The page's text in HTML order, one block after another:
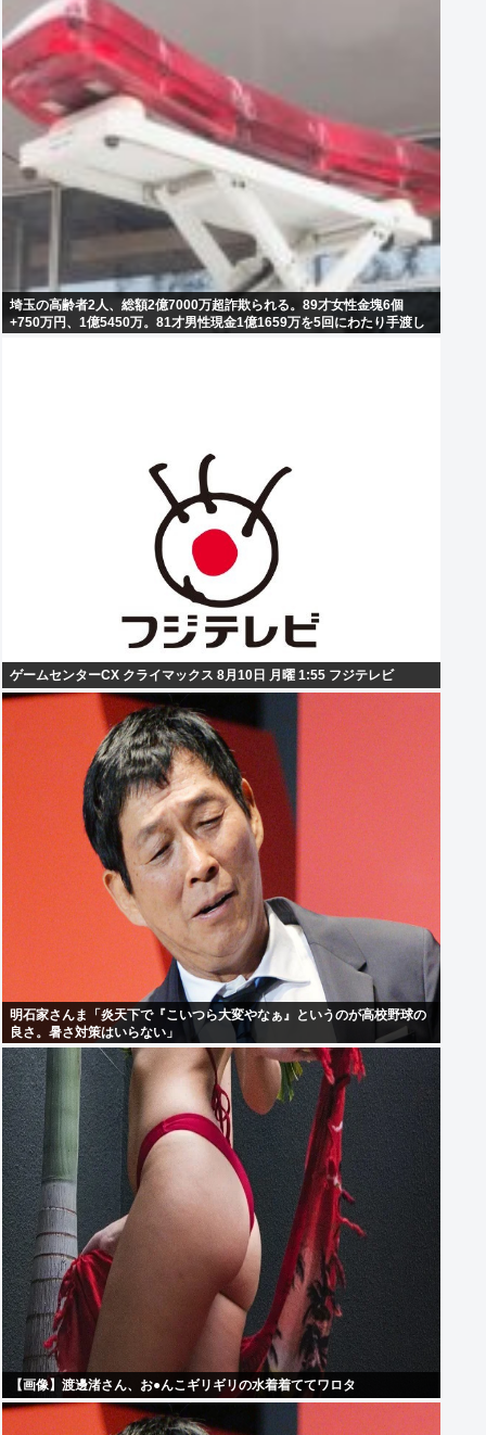
埼玉の高齢者2人、総額2億7000万超詐欺られる。89才女性金塊6個
+750万円、1億5450万。81才男性現金1億1659万を5回にわたり手渡し
ゲームセンターCX クライマックス 8月10日 月曜 1:55 フジテレビ
明石家さんま「炎天下で『こいつら大変やなぁ』というのが高校野球の
良さ。暑さ対策はいらない」
【画像】渡邊渚さん、お●んこギリギリの水着着ててワロタ